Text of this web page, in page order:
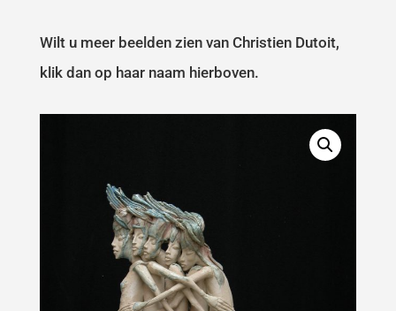
Wilt u meer beelden zien van Christien Dutoit,
klik dan op haar naam hierboven.